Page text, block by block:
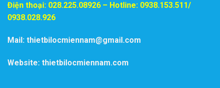
Điện thoại: 028.225.08926 – Hotline: 0938.153.511/
0938.028.926
Mail: thietbilocmiennam@gmail.com
Website: thietbilocmiennam.com